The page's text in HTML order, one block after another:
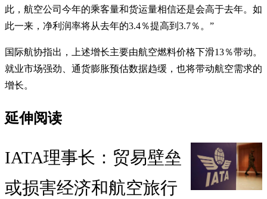
此，航空公司今年的乘客量和货运量相信还是会高于去年。如
此一来，净利润率将从去年的3.4％提高到3.7％。”
国际航协指出，上述增长主要由航空燃料价格下滑13％带动。
就业市场强劲、通货膨胀预估数据趋缓，也将带动航空需求的
增长。
延伸阅读
IATA理事长：贸易壁垒
或损害经济和航空旅行